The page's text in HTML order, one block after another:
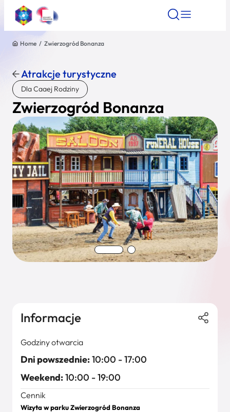
Znajdź atrakcję
Nazwa atrakcji
Miasto
Kategoria
Wyszukaj
Home / Zwierzogród Bonanza
Atrakcje turystyczne
Dla Caaej Rodziny
Zwierzogród Bonanza
Informacje
Godziny otwarcia
Dni powszednie:10:00 - 17:00
Weekend:10:00 - 19:00
Cennik
Wizyta w parku Zwierzogród Bonanza